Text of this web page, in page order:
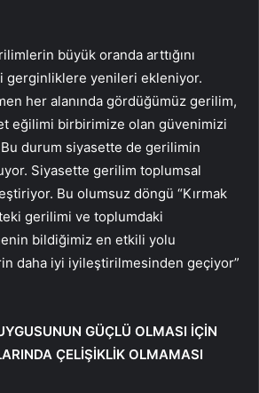
büyük oranda arttığını
gerginliklere yenileri ekleniyor.
her alanında gördüğümüz gerilim,
eğilimi birbirimize olan güvenimizi
durum siyasette de gerilimin
Siyasette gerilim toplumsal
Bu olumsuz döngü “Kırmak
gerilimi ve toplumdaki
bildiğimiz en etkili yolu
daha iyi iyileştirilmesinden geçiyor”
GÜÇLÜ OLMASI İÇİN
ÇELİŞİKLİK OLMAMASI